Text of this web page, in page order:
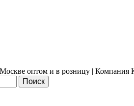
оптом и в розницу | Компания
Поиск